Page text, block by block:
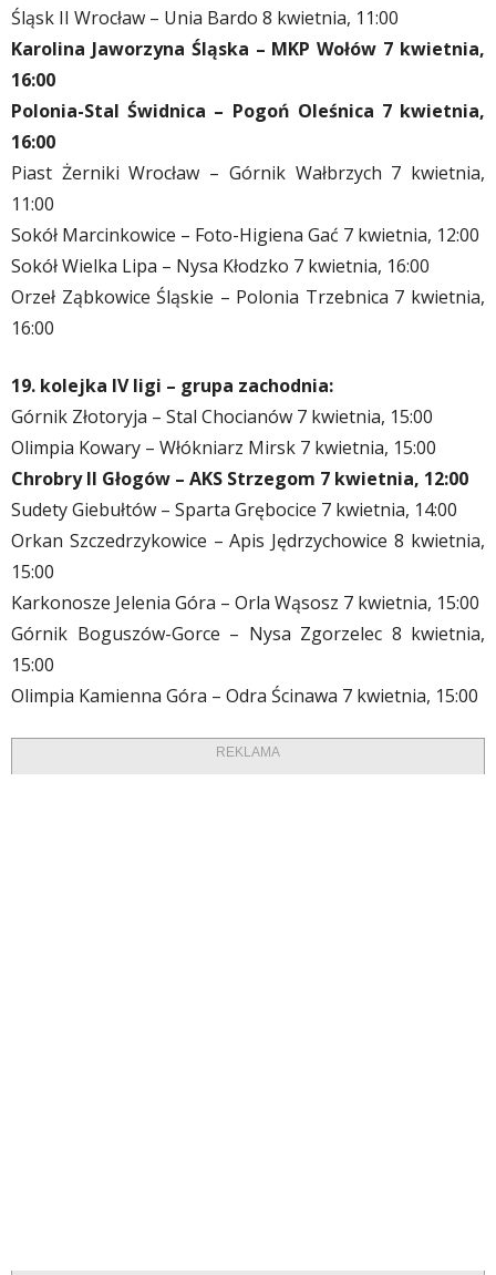
Śląsk II Wrocław – Unia Bardo 8 kwietnia, 11:00
Karolina Jaworzyna Śląska – MKP Wołów 7 kwietnia,
16:00
Polonia-Stal Świdnica – Pogoń Oleśnica 7 kwietnia,
16:00
Piast Żerniki Wrocław – Górnik Wałbrzych 7 kwietnia,
11:00
Sokół Marcinkowice – Foto-Higiena Gać 7 kwietnia, 12:00
Sokół Wielka Lipa – Nysa Kłodzko 7 kwietnia, 16:00
Orzeł Ząbkowice Śląskie – Polonia Trzebnica 7 kwietnia,
16:00
19. kolejka IV ligi – grupa zachodnia:
Górnik Złotoryja – Stal Chocianów 7 kwietnia, 15:00
Olimpia Kowary – Włókniarz Mirsk 7 kwietnia, 15:00
Chrobry II Głogów – AKS Strzegom 7 kwietnia, 12:00
Sudety Giebułtów – Sparta Grębocice 7 kwietnia, 14:00
Orkan Szczedrzykowice – Apis Jędrzychowice 8 kwietnia,
15:00
Karkonosze Jelenia Góra – Orla Wąsosz 7 kwietnia, 15:00
Górnik Boguszów-Gorce – Nysa Zgorzelec 8 kwietnia,
15:00
Olimpia Kamienna Góra – Odra Ścinawa 7 kwietnia, 15:00
REKLAMA